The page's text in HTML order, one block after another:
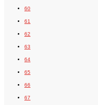
60
61
62
63
64
65
66
67